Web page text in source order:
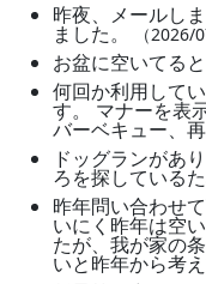
昨夜、メールし
ました。 （2026/
お盆に空いてる
何回か利用して
す。 マナーを表
バーベキュー、
ドッグランがあ
ろを探している
昨年問い合わせ
いにく昨年は空
たが、我が家の
いと昨年から考